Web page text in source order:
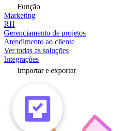
Função
Marketing
RH
Gerenciamento de projetos
Atendimento ao cliente
Ver todas as soluções
Integrações
Importar e exportar